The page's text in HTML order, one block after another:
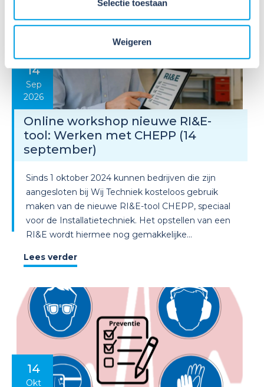
Selectie toestaan
Weigeren
14
Sep
2026
Online workshop nieuwe RI&E-
tool: Werken met CHEPP (14
september)
Sinds 1 oktober 2024 kunnen bedrijven die zijn
aangesloten bij Wij Techniek kosteloos gebruik
maken van de nieuwe RI&E-tool CHEPP, speciaal
voor de Installatietechniek. Het opstellen van een
RI&E wordt hiermee nog gemakkelijke...
Lees verder
14
Okt